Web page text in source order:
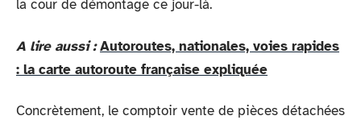
la cour de démontage ce jour-là.
A lire aussi : Autoroutes, nationales, voies rapides
: la carte autoroute française expliquée
Concrètement, le comptoir vente de pièces détachées